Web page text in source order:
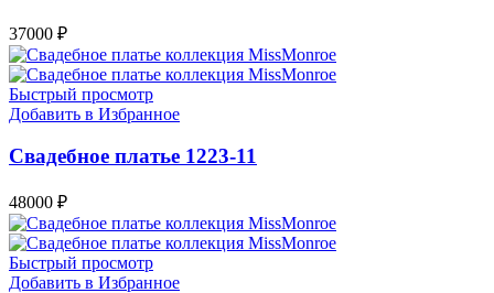
37000 ₽
Быстрый просмотр
Добавить в Избранное
Свадебное платье 1223-11
48000 ₽
Быстрый просмотр
Добавить в Избранное